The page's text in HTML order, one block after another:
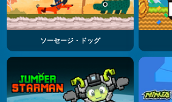
ソーセージ・ドッグ